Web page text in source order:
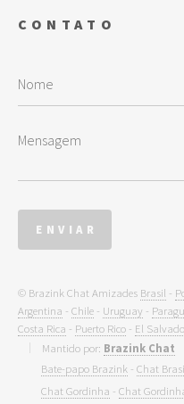
CONTATO
© Brazink Chat Amizades Brasil -
Argentina - Chile - Uruguay -
Costa Rica - Puerto Rico - El
Mantido por: Brazink Chat
Bate-papo Brazink - Chat
Chat Gordinha - Chat